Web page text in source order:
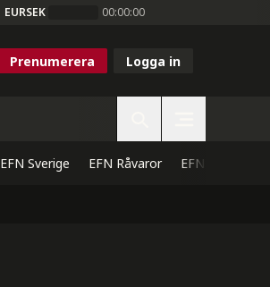
EURSEK 00:00:00
Prenumerera Logga in
EFN Sverige EFN Råvaror EFN Direkt